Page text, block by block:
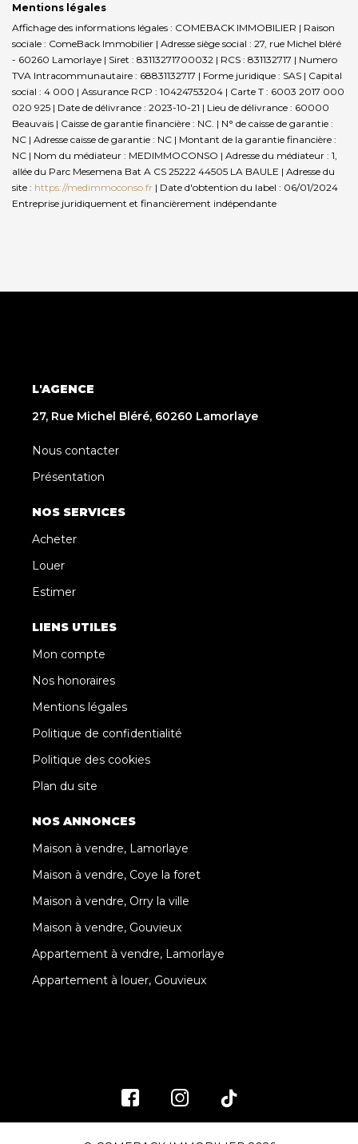
Mentions légales
Affichage des informations légales : COMEBACK IMMOBILIER | Raison
sociale : ComeBack Immobilier | Adresse siège social : 27, rue Michel bléré
- 60260 Lamorlaye | Siret : 83113271700032 | RCS : 831132717 | Numero
TVA Intracommunautaire : 68831132717 | Forme juridique : SAS | Capital
social : 4 000 | Assurance RCP : 10424753204 | Carte T : 6003 2017 000
020 925 | Date de délivrance : 2023-10-21 | Lieu de délivrance : 60000
Beauvais | Caisse de garantie financière : NC. | N° de caisse de garantie :
NC | Adresse caisse de garantie : NC | Montant de la garantie financière :
NC | Nom du médiateur : MEDIMMOCONSO | Adresse du médiateur : 1,
allée du Parc Mesemena Bat A CS 25222 44505 LA BAULE | Adresse du
site : https://medimmoconso.fr | Date d'obtention du label : 06/01/2024
Entreprise juridiquement et financièrement indépendante
L'AGENCE
27, Rue Michel Bléré, 60260 Lamorlaye
Nous contacter
Présentation
NOS SERVICES
Acheter
Louer
Estimer
LIENS UTILES
Mon compte
Nos honoraires
Mentions légales
Politique de confidentialité
Politique des cookies
Plan du site
NOS ANNONCES
Maison à vendre, Lamorlaye
Maison à vendre, Coye la foret
Maison à vendre, Orry la ville
Maison à vendre, Gouvieux
Appartement à vendre, Lamorlaye
Appartement à louer, Gouvieux